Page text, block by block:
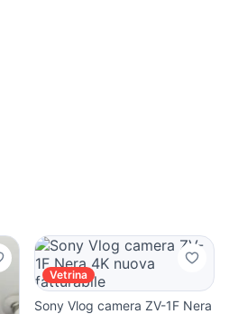
Vetrina
Sony Vlog camera ZV-1F Nera